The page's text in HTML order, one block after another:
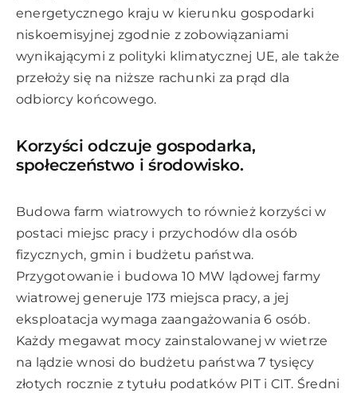
energetycznego kraju w kierunku gospodarki
niskoemisyjnej zgodnie z zobowiązaniami
wynikającymi z polityki klimatycznej UE, ale także
przełoży się na niższe rachunki za prąd dla
odbiorcy końcowego.
Korzyści odczuje gospodarka,
społeczeństwo i środowisko.
Budowa farm wiatrowych to również korzyści w
postaci miejsc pracy i przychodów dla osób
fizycznych, gmin i budżetu państwa.
Przygotowanie i budowa 10 MW lądowej farmy
wiatrowej generuje 173 miejsca pracy, a jej
eksploatacja wymaga zaangażowania 6 osób.
Każdy megawat mocy zainstalowanej w wietrze
na lądzie wnosi do budżetu państwa 7 tysięcy
złotych rocznie z tytułu podatków PIT i CIT. Średni